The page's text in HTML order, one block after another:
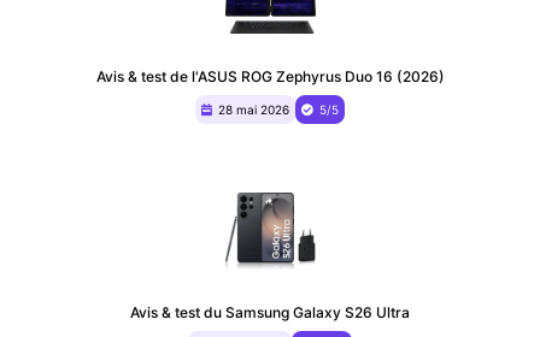
Avis & test de l'ASUS ROG Zephyrus Duo 16 (2026)
28 mai 2026 5/5
Avis & test du Samsung Galaxy S26 Ultra